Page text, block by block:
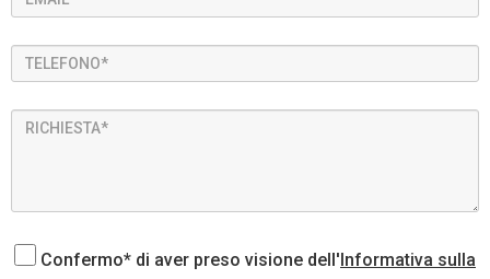
Confermo* di aver preso visione dell'Informativa sulla